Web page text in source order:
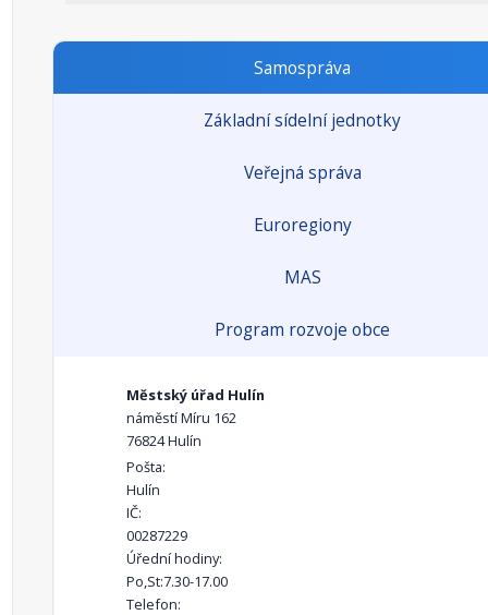
Samospráva
Základní sídelní jednotky
Veřejná správa
Euroregiony
MAS
Program rozvoje obce
Městský úřad Hulín
náměstí Míru 162
76824 Hulín
Pošta:
Hulín
IČ:
00287229
Úřední hodiny:
Po,St:7.30-17.00
Telefon: